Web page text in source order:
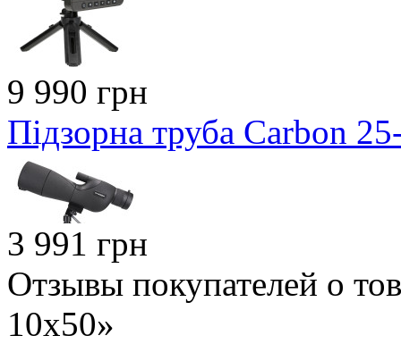
9 990 грн
Підзорна труба Carbon
3 991 грн
Отзывы покупателей о
10x50»